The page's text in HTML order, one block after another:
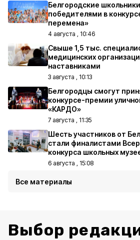
Белгородские
победителями в
перемена»
4 августа , 10:46
Свыше 1,5 тыс.
медицинских
наставниками
3 августа , 10:13
Белгородцы смогут
конкурсе-премии
«КАРДО»
7 августа , 11:35
Шесть участников от
стали финалистами
конкурса школьных
6 августа , 15:08
Все материалы
Выбор